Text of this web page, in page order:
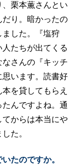
栗本薫さんとい
だり。暗かったの
ました。『塩狩
たちが出てくる
さんの『キッチ
思います。読書好
を貸してもらえ
んですよね。通
からは本当にや
た。
たのですか。